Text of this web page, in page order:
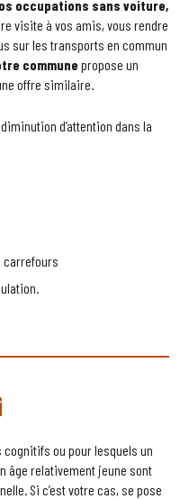
occupations sans voiture,
visite à vos amis, vous rendre
sur les transports en commun
commune propose un
offre similaire.
d’attention dans la
carrefours
cognitifs ou pour lesquels un
âge relativement jeune sont
Si c’est votre cas, se pose